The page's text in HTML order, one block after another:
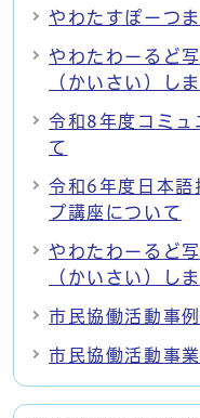
やわたすぽーつ
やわたわーるど
（かいさい）し
令和8年度コミュ
て
令和6年度日本語
プ講座について
やわたわーるど
（かいさい）し
市民協働活動事
市民協働活動事